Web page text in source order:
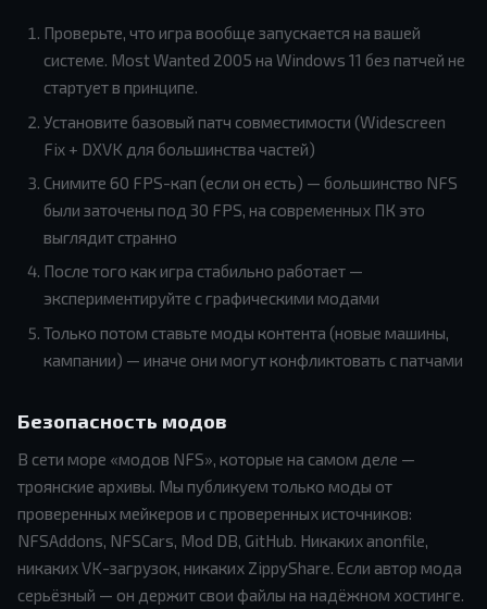
Проверьте, что игра вообще запускается на вашей
системе. Most Wanted 2005 на Windows 11 без патчей не
стартует в принципе.
Установите базовый патч совместимости (Widescreen
Fix + DXVK для большинства частей)
Снимите 60 FPS-кап (если он есть) — большинство NFS
были заточены под 30 FPS, на современных ПК это
выглядит странно
После того как игра стабильно работает —
экспериментируйте с графическими модами
Только потом ставьте моды контента (новые машины,
кампании) — иначе они могут конфликтовать с патчами
Безопасность модов
В сети море «модов NFS», которые на самом деле —
троянские архивы. Мы публикуем только моды от
проверенных мейкеров и с проверенных источников:
NFSAddons, NFSCars, Mod DB, GitHub. Никаких anonfile,
никаких VK-загрузок, никаких ZippyShare. Если автор мода
серьёзный — он держит свои файлы на надёжном хостинге.